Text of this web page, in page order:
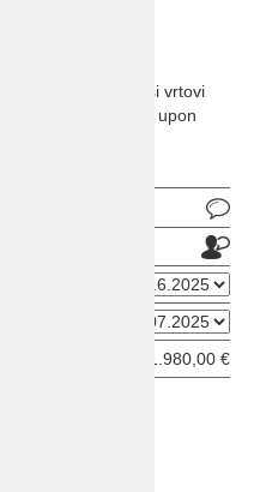
III ter najlepši vrtovi
Court, Stratford upon
1.980,00 €